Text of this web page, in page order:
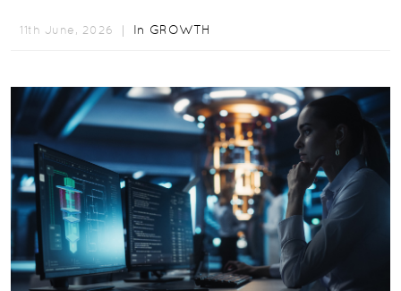
11th June, 2026 ｜ In GROWTH